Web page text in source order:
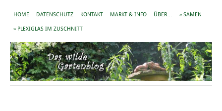
HOME DATENSCHUTZ KONTAKT MARKT & INFO ÜBER… » SAMEN
» PLEXIGLAS IM ZUSCHNITT